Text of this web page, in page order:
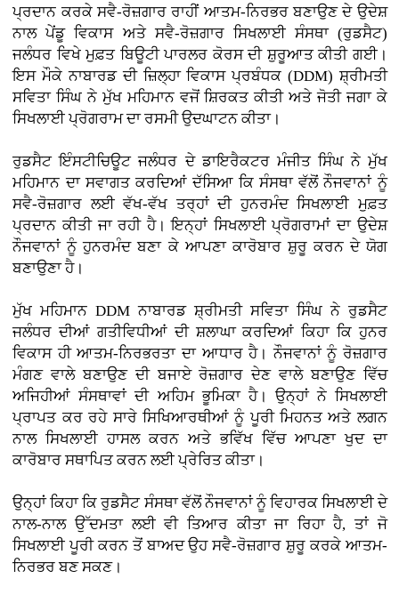
ਪ੍ਰਦਾਨ ਕਰਕੇ ਸਵੈ-ਰੋਜ਼ਗਾਰ ਰਾਹੀਂ ਆਤਮ-ਨਿਰਭਰ ਬਣਾਉਣ ਦੇ ਉਦੇਸ਼
ਨਾਲ ਪੇਂਡੂ ਵਿਕਾਸ ਅਤੇ ਸਵੈ-ਰੋਜ਼ਗਾਰ ਸਿਖਲਾਈ ਸੰਸਥਾ (ਰੁਡਸੈਟ)
ਜਲੰਧਰ ਵਿਖੇ ਮੁਫ਼ਤ ਬਿਊਟੀ ਪਾਰਲਰ ਕੋਰਸ ਦੀ ਸ਼ੁਰੂਆਤ ਕੀਤੀ ਗਈ।
ਇਸ ਮੌਕੇ ਨਾਬਾਰਡ ਦੀ ਜ਼ਿਲ੍ਹਾ ਵਿਕਾਸ ਪ੍ਰਬੰਧਕ (DDM) ਸ਼੍ਰੀਮਤੀ
ਸਵਿਤਾ ਸਿੰਘ ਨੇ ਮੁੱਖ ਮਹਿਮਾਨ ਵਜੋਂ ਸ਼ਿਰਕਤ ਕੀਤੀ ਅਤੇ ਜੋਤੀ ਜਗਾ ਕੇ
ਸਿਖਲਾਈ ਪ੍ਰੋਗਰਾਮ ਦਾ ਰਸਮੀ ਉਦਘਾਟਨ ਕੀਤਾ।
ਰੁਡਸੈਟ ਇੰਸਟੀਚਿਊਟ ਜਲੰਧਰ ਦੇ ਡਾਇਰੈਕਟਰ ਮੰਜੀਤ ਸਿੰਘ ਨੇ ਮੁੱਖ
ਮਹਿਮਾਨ ਦਾ ਸਵਾਗਤ ਕਰਦਿਆਂ ਦੱਸਿਆ ਕਿ ਸੰਸਥਾ ਵੱਲੋਂ ਨੌਜਵਾਨਾਂ ਨੂੰ
ਸਵੈ-ਰੋਜ਼ਗਾਰ ਲਈ ਵੱਖ-ਵੱਖ ਤਰ੍ਹਾਂ ਦੀ ਹੁਨਰਮੰਦ ਸਿਖਲਾਈ ਮੁਫ਼ਤ
ਪ੍ਰਦਾਨ ਕੀਤੀ ਜਾ ਰਹੀ ਹੈ। ਇਨ੍ਹਾਂ ਸਿਖਲਾਈ ਪ੍ਰੋਗਰਾਮਾਂ ਦਾ ਉਦੇਸ਼
ਨੌਜਵਾਨਾਂ ਨੂੰ ਹੁਨਰਮੰਦ ਬਣਾ ਕੇ ਆਪਣਾ ਕਾਰੋਬਾਰ ਸ਼ੁਰੂ ਕਰਨ ਦੇ ਯੋਗ
ਬਣਾਉਣਾ ਹੈ।
ਮੁੱਖ ਮਹਿਮਾਨ DDM ਨਾਬਾਰਡ ਸ਼੍ਰੀਮਤੀ ਸਵਿਤਾ ਸਿੰਘ ਨੇ ਰੁਡਸੈਟ
ਜਲੰਧਰ ਦੀਆਂ ਗਤੀਵਿਧੀਆਂ ਦੀ ਸ਼ਲਾਘਾ ਕਰਦਿਆਂ ਕਿਹਾ ਕਿ ਹੁਨਰ
ਵਿਕਾਸ ਹੀ ਆਤਮ-ਨਿਰਭਰਤਾ ਦਾ ਆਧਾਰ ਹੈ। ਨੌਜਵਾਨਾਂ ਨੂੰ ਰੋਜ਼ਗਾਰ
ਮੰਗਣ ਵਾਲੇ ਬਣਾਉਣ ਦੀ ਬਜਾਏ ਰੋਜ਼ਗਾਰ ਦੇਣ ਵਾਲੇ ਬਣਾਉਣ ਵਿੱਚ
ਅਜਿਹੀਆਂ ਸੰਸਥਾਵਾਂ ਦੀ ਅਹਿਮ ਭੂਮਿਕਾ ਹੈ। ਉਨ੍ਹਾਂ ਨੇ ਸਿਖਲਾਈ
ਪ੍ਰਾਪਤ ਕਰ ਰਹੇ ਸਾਰੇ ਸਿਖਿਆਰਥੀਆਂ ਨੂੰ ਪੂਰੀ ਮਿਹਨਤ ਅਤੇ ਲਗਨ
ਨਾਲ ਸਿਖਲਾਈ ਹਾਸਲ ਕਰਨ ਅਤੇ ਭਵਿੱਖ ਵਿੱਚ ਆਪਣਾ ਖੁਦ ਦਾ
ਕਾਰੋਬਾਰ ਸਥਾਪਿਤ ਕਰਨ ਲਈ ਪ੍ਰੇਰਿਤ ਕੀਤਾ।
ਉਨ੍ਹਾਂ ਕਿਹਾ ਕਿ ਰੁਡਸੈਟ ਸੰਸਥਾ ਵੱਲੋਂ ਨੌਜਵਾਨਾਂ ਨੂੰ ਵਿਹਾਰਕ ਸਿਖਲਾਈ ਦੇ
ਨਾਲ-ਨਾਲ ਉੱਦਮਤਾ ਲਈ ਵੀ ਤਿਆਰ ਕੀਤਾ ਜਾ ਰਿਹਾ ਹੈ, ਤਾਂ ਜੋ
ਸਿਖਲਾਈ ਪੂਰੀ ਕਰਨ ਤੋਂ ਬਾਅਦ ਉਹ ਸਵੈ-ਰੋਜ਼ਗਾਰ ਸ਼ੁਰੂ ਕਰਕੇ ਆਤਮ-
ਨਿਰਭਰ ਬਣ ਸਕਣ।